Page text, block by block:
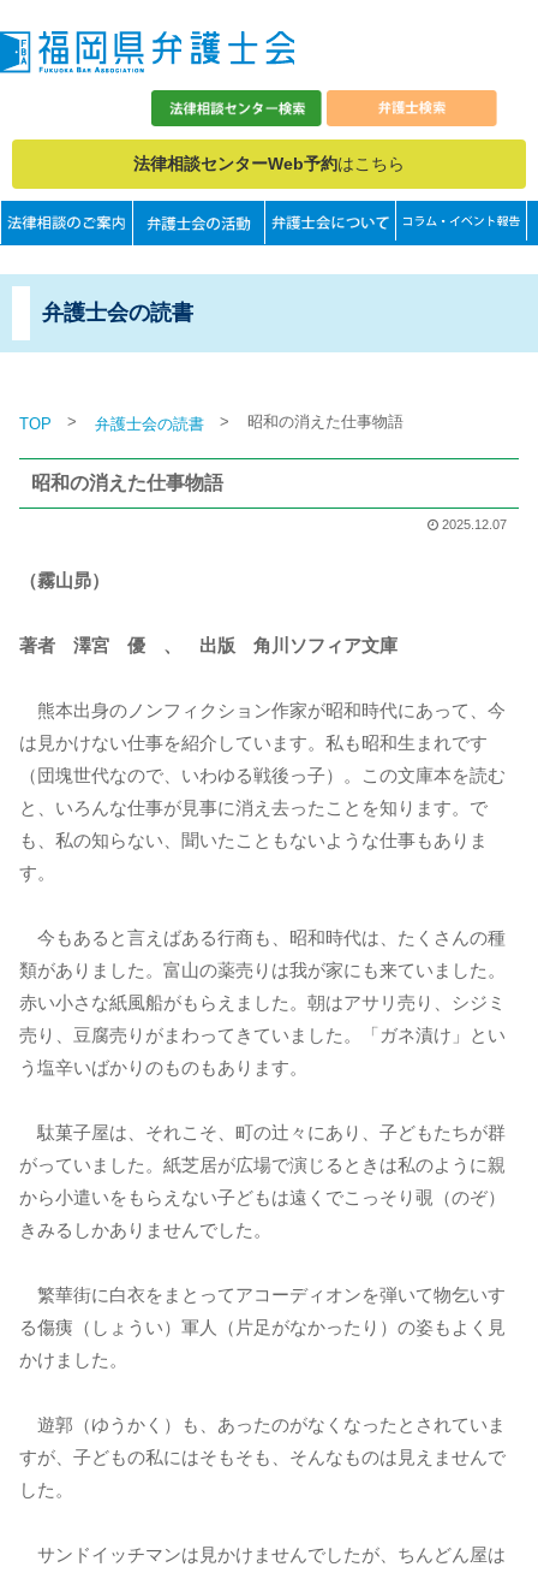
法律相談センターWeb予約はこちら
弁護士会の読書
TOP > 弁護士会の読書 > 昭和の消えた仕事物語
昭和の消えた仕事物語
2025.12.07
（霧山昴）
著者 澤宮 優 、 出版 角川ソフィア文庫
熊本出身のノンフィクション作家が昭和時代にあって、今
は見かけない仕事を紹介しています。私も昭和生まれです
（団塊世代なので、いわゆる戦後っ子）。この文庫本を読む
と、いろんな仕事が見事に消え去ったことを知ります。で
も、私の知らない、聞いたこともないような仕事もありま
す。
今もあると言えばある行商も、昭和時代は、たくさんの種
類がありました。富山の薬売りは我が家にも来ていました。
赤い小さな紙風船がもらえました。朝はアサリ売り、シジミ
売り、豆腐売りがまわってきていました。「ガネ漬け」とい
う塩辛いばかりのものもあります。
駄菓子屋は、それこそ、町の辻々にあり、子どもたちが群
がっていました。紙芝居が広場で演じるときは私のように親
から小遣いをもらえない子どもは遠くでこっそり覗（のぞ）
きみるしかありませんでした。
繁華街に白衣をまとってアコーディオンを弾いて物乞いす
る傷痍（しょうい）軍人（片足がなかったり）の姿もよく見
かけました。
遊郭（ゆうかく）も、あったのがなくなったとされていま
すが、子どもの私にはそもそも、そんなものは見えませんで
した。
サンドイッチマンは見かけませんでしたが、ちんどん屋は